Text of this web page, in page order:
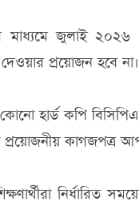
জুলাই ২০২৬
প্রয়োজন হবে না।
হার্ড কপি
প্রয়োজনীয় কাগজপত্র